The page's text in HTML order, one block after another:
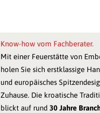
Know-how vom Fachberater.
Mit einer Feuerstätte von
holen Sie sich erstklassige
und europäisches
Zuhause. Die kroatische
blickt auf rund 30 Jahre